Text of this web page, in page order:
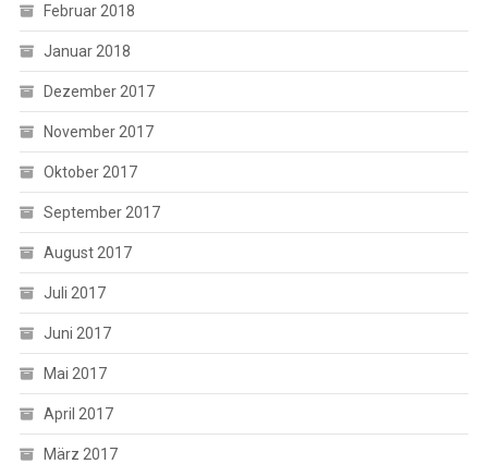
Februar 2018
Januar 2018
Dezember 2017
November 2017
Oktober 2017
September 2017
August 2017
Juli 2017
Juni 2017
Mai 2017
April 2017
März 2017